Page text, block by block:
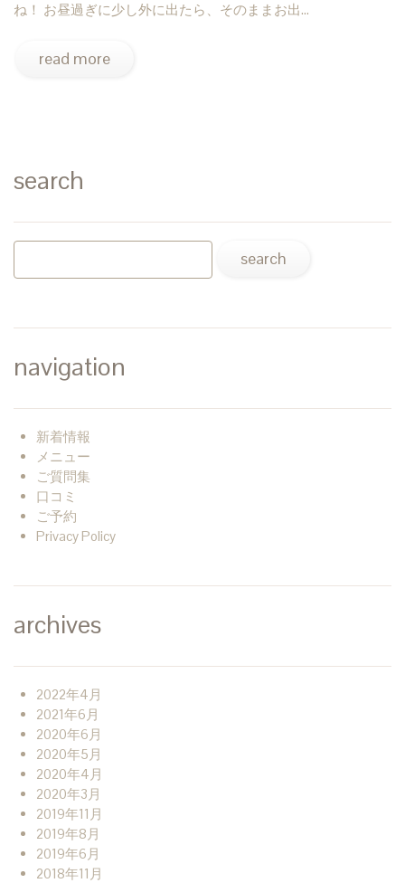
ね！ お昼過ぎに少し外に出たら、そのままお出…
read more
search
navigation
新着情報
メニュー
ご質問集
口コミ
ご予約
Privacy Policy
archives
2022年4月
2021年6月
2020年6月
2020年5月
2020年4月
2020年3月
2019年11月
2019年8月
2019年6月
2018年11月